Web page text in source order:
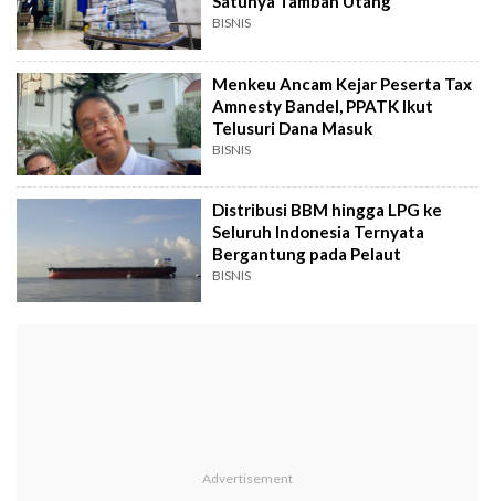
BISNIS
Menkeu Ancam Kejar Peserta Tax
Amnesty Bandel, PPATK Ikut
Telusuri Dana Masuk
BISNIS
Distribusi BBM hingga LPG ke
Seluruh Indonesia Ternyata
Bergantung pada Pelaut
BISNIS